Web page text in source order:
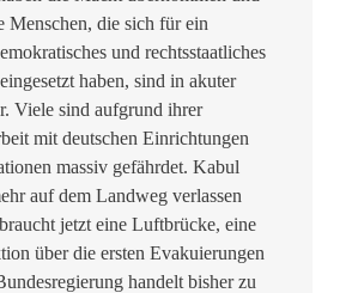
Menschen, die sich für ein
und rechtsstaatliches
haben, sind in akuter
Viele sind aufgrund ihrer
mit deutschen Einrichtungen
massiv gefährdet. Kabul
auf dem Landweg verlassen
jetzt eine Luftbrücke, eine
über die ersten Evakuierungen
handelt bisher zu